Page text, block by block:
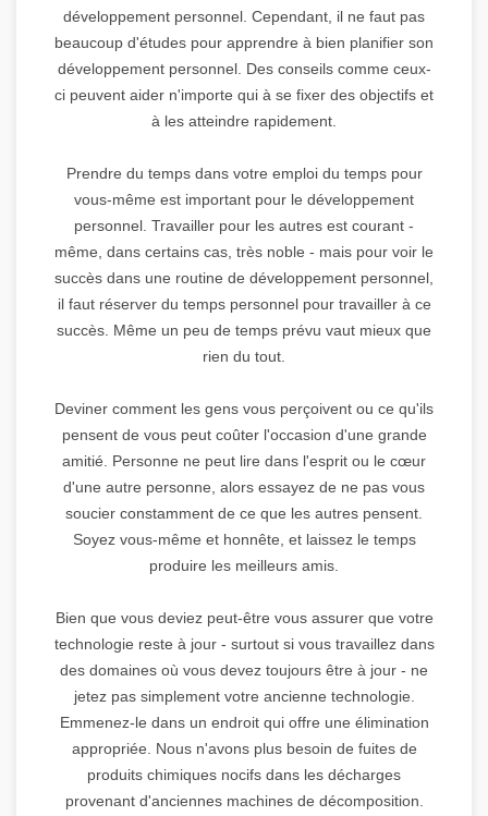
développement personnel. Cependant, il ne faut pas
beaucoup d'études pour apprendre à bien planifier son
développement personnel. Des conseils comme ceux-
ci peuvent aider n'importe qui à se fixer des objectifs et
à les atteindre rapidement.
Prendre du temps dans votre emploi du temps pour
vous-même est important pour le développement
personnel. Travailler pour les autres est courant -
même, dans certains cas, très noble - mais pour voir le
succès dans une routine de développement personnel,
il faut réserver du temps personnel pour travailler à ce
succès. Même un peu de temps prévu vaut mieux que
rien du tout.
Deviner comment les gens vous perçoivent ou ce qu'ils
pensent de vous peut coûter l'occasion d'une grande
amitié. Personne ne peut lire dans l'esprit ou le cœur
d'une autre personne, alors essayez de ne pas vous
soucier constamment de ce que les autres pensent.
Soyez vous-même et honnête, et laissez le temps
produire les meilleurs amis.
Bien que vous deviez peut-être vous assurer que votre
technologie reste à jour - surtout si vous travaillez dans
des domaines où vous devez toujours être à jour - ne
jetez pas simplement votre ancienne technologie.
Emmenez-le dans un endroit qui offre une élimination
appropriée. Nous n'avons plus besoin de fuites de
produits chimiques nocifs dans les décharges
provenant d'anciennes machines de décomposition.